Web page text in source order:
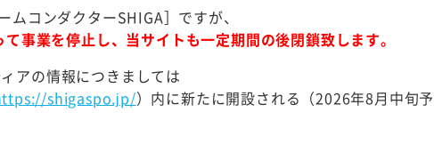
々行入場
般入場
合開始
合終了、ゴミ回収・アリーナ内清掃開始
業終了・解散
コンダクターSHIGA］ですが、
事業を停止し、当サイトも一定期間の後閉鎖致します。
アの情報につきましては
shigaspo.jp/）内に新たに開設される（2026年8月中旬